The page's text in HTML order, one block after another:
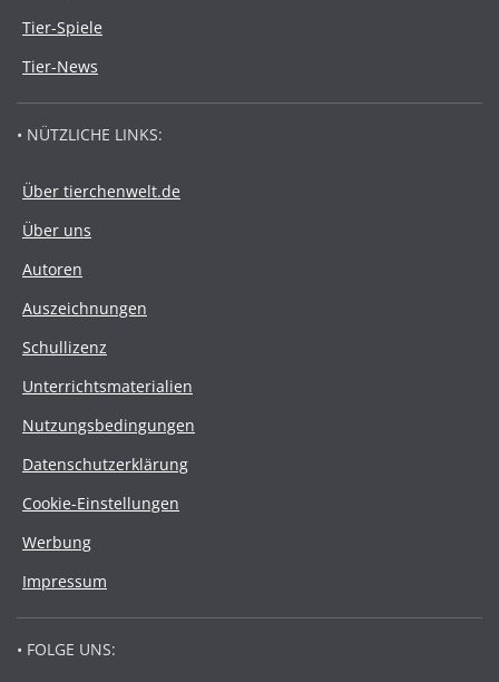
Tier-Spiele
Tier-News
• NÜTZLICHE LINKS:
Über tierchenwelt.de
Über uns
Autoren
Auszeichnungen
Schullizenz
Unterrichtsmaterialien
Nutzungsbedingungen
Datenschutzerklärung
Cookie-Einstellungen
Werbung
Impressum
• FOLGE UNS: